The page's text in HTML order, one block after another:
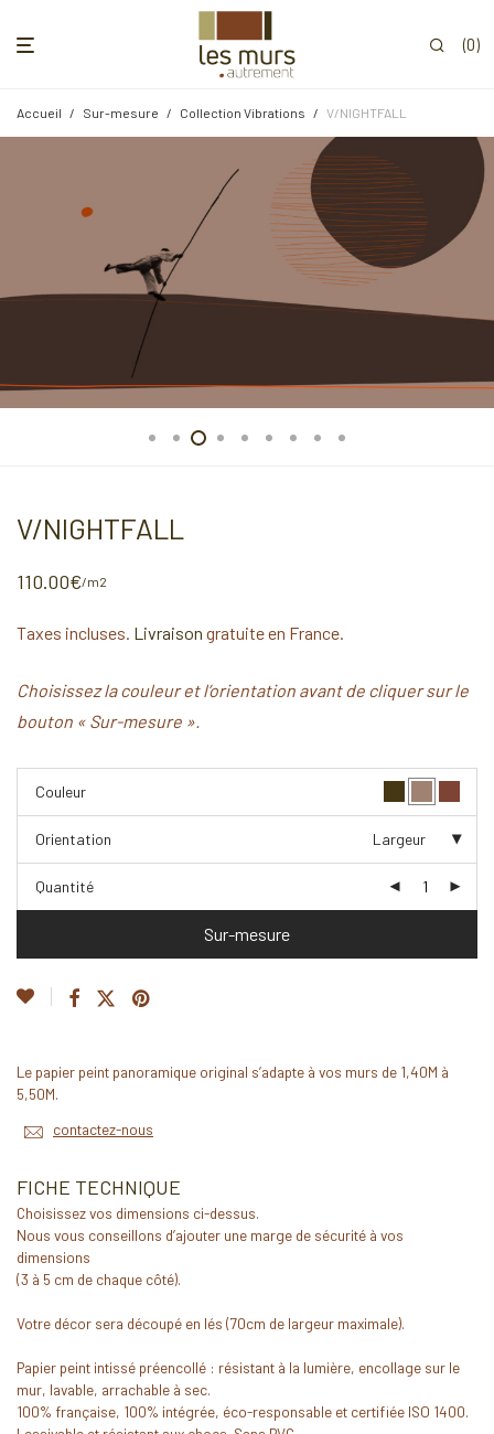
0
Accueil / Sur-mesure / Collection Vibrations / V/NIGHTFALL
V/NIGHTFALL
110.00€/m2
Taxes incluses. Livraison gratuite en France.
Choisissez la couleur et l’orientation avant de cliquer sur le
bouton « Sur-mesure ».
Couleur
Orientation Largeur
Quantité
Sur-mesure
Le papier peint panoramique original s’adapte à vos murs de 1,40M à
5,50M.
contactez-nous
FICHE TECHNIQUE
Choisissez vos dimensions ci-dessus.
Nous vous conseillons d’ajouter une marge de sécurité à vos
dimensions
(3 à 5 cm de chaque côté).
Votre décor sera découpé en lés (70cm de largeur maximale).
Papier peint intissé préencollé : résistant à la lumière, encollage sur le
mur, lavable, arrachable à sec.
100% française, 100% intégrée, éco-responsable et certifiée ISO 1400.